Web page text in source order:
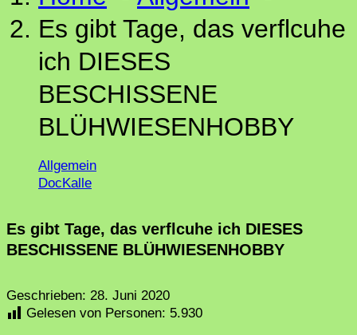
Es gibt Tage, das verflcuhe
ich DIESES
BESCHISSENE
BLÜHWIESENHOBBY
Allgemein
DocKalle
Es gibt Tage, das verflcuhe ich DIESES
BESCHISSENE BLÜHWIESENHOBBY
Geschrieben: 28. Juni 2020
Gelesen von Personen: 5.930